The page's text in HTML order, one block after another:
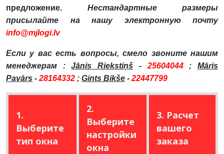
предложение.
Нестандартные размеры
присылайте на нашу электронную почту
info@mjlogi.lv
Если у вас есть вопросы, смело звоните нашим
менеджерам :Jānis Riekstiņš - 25604044;Māris
Pavārs - 28164332 ; Gints Bikše - 22447799
1.
Выберите
тип окна
2.
Выберите
настройки
окна
3. Расчет
вашего
заказа